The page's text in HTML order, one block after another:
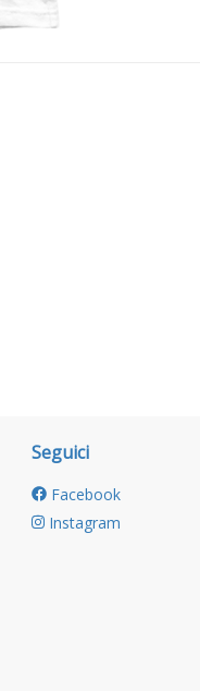
Seguici
Facebook
Instagram